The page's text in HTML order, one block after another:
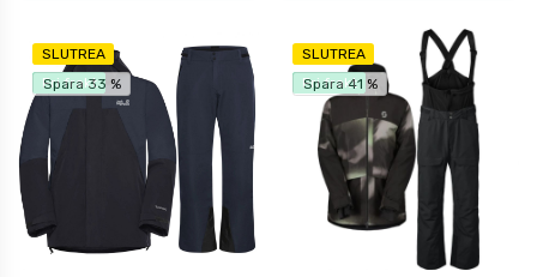
SLUTREA
Fri frakt
Spara 33 %
SLUTREA
Fri frakt
Spara 41 %